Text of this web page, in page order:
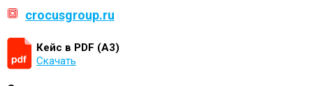
crocusgroup.ru
Кейс в PDF (А3)
Скачать